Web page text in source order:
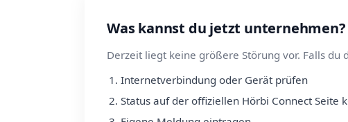
Was kannst du jetzt unternehmen?
Derzeit liegt keine größere Störung vor. Falls du
Internetverbindung oder Gerät prüfen
Status auf der offiziellen Hörbi Connect Seite